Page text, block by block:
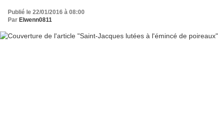
Publié le 22/01/2016 à 08:00
Par Elwenn0811